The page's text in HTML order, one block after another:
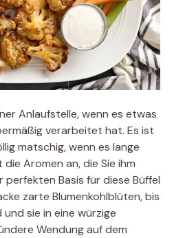
Anlaufstelle, wenn es etwas
verarbeitet hat. Es ist
matschig, wenn es lange
Aromen an, die Sie ihm
perfekten Basis für diese Büffel
zarte Blumenkohlblüten, bis
sie in eine würzige
Wendung auf dem